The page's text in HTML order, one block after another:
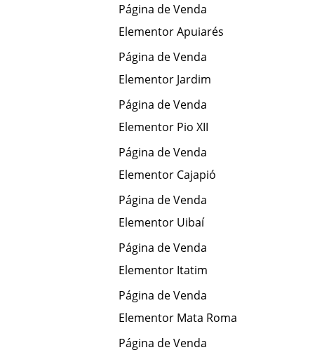
Página de Venda
Elementor Apuiarés
Página de Venda
Elementor Jardim
Página de Venda
Elementor Pio XII
Página de Venda
Elementor Cajapió
Página de Venda
Elementor Uibaí
Página de Venda
Elementor Itatim
Página de Venda
Elementor Mata Roma
Página de Venda